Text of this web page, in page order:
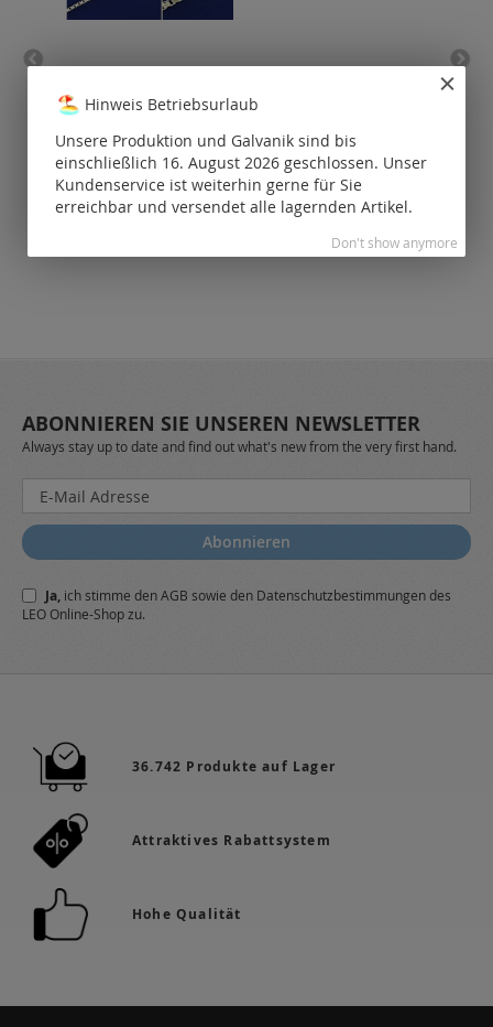
(ø0.9mm) / 925 Silber
Preise nur für
registrierte
Kunden
sichtbar.
ABONNIEREN SIE UNSEREN NEWSLETTER
Always stay up to date and find out what's new from the very first hand.
Melden
Sie
sich
für
Newsletter
a:
Abonnieren
Ja, ich stimme denAGB sowie den Datenschutzbestimmungendes
LEO Online-Shop zu.
36.742 Produkte auf Lager
Attraktives Rabattsystem
Hohe Qualität
Hinweis Betriebsurlaub
Unsere Produktion und Galvanik sind bis
einschließlich 16. August 2026 geschlossen. Unser
Kundenservice ist weiterhin gerne für Sie
erreichbar und versendet alle lagernden Artikel.
Don't show anymore